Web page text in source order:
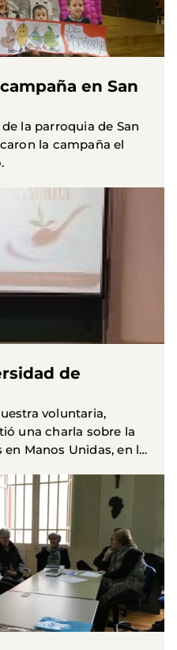
en San
la parroquia de San
la campaña el
de
voluntaria,
una charla sobre la
Manos Unidas, en la